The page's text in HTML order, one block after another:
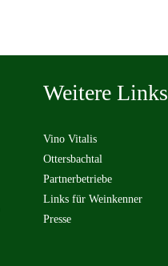
Weitere Links
Vino Vitalis
Ottersbachtal
Partnerbetriebe
Links für Weinkenner
Presse